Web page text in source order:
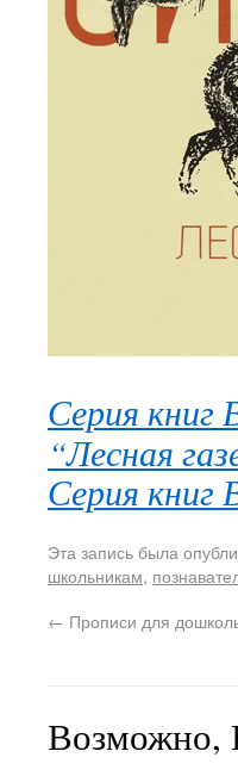
Серия книг
“Лесная
Серия книг
Эта запись была
школьникам,
← Прописи для
Возможно,